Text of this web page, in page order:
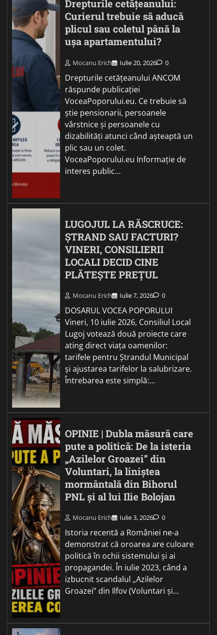
Drepturile cetățeanului:
Curierul trebuie să aducă
plicul sau coletul până la
ușa apartamentului?
Mocanu Erich Iulie 20, 2026 0
Drepturile cetățeanului ANCOM
răspunde publicației
VoceaPoporului.eu. Ce trebuie să
știe pensionarii, persoanele
vârstnice și persoanele cu
dizabilități atunci când așteaptă un
plic sau un colet.
VoceaPoporului.eu Informație de
interes public…
LUGOJUL LA RĂSCRUCE:
ȘTRAND SAU FACTURI?
VINERI, CONSILIERII
LOCALI DECID CINE
PLĂTEȘTE PREȚUL
Mocanu Erich Iulie 7, 2026 0
DOSARUL VOCEA POPORULUI
Vineri, 10 iulie 2026, Consiliul Local
Lugoj votează două proiecte care
ating direct viața oamenilor:
tarifele pentru Ștrandul Municipal
și ajustarea tarifelor la salubrizare.
Întrebarea este simplă:…
OPINIE | Dubla măsură care
pute a politică: De la isteria
„Azilelor Groazei” din
Voluntari, la liniștea
mormântală din Bihorul
PNL și al lui Ilie Bolojan
Mocanu Erich Iulie 3, 2026 0
Istoria recentă a României ne-a
demonstrat că oroarea are culoare
politică în ochii sistemului și ai
propagandei. În iulie 2023, când a
izbucnit scandalul „Azilelor
Groazei” din Ilfov (Voluntari și…